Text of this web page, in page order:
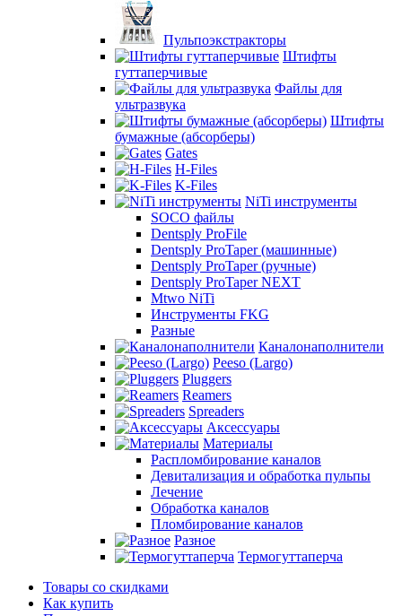
Пульпоэкстракторы
Штифты
гуттаперчивые
Файлы для
ультразвука
Штифты
бумажные (абсорберы)
Gates
H-Files
K-Files
NiTi инструменты
SOCO файлы
Dentsply ProFile
Dentsply ProTaper (машинные)
Dentsply ProTaper (ручные)
Dentsply ProTaper NEXT
Mtwo NiTi
Инструменты FKG
Разные
Каналонаполнители
Peeso (Largo)
Pluggers
Reamers
Spreaders
Аксессуары
Материалы
Распломбирование каналов
Девитализация и обработка пульпы
Лечение
Обработка каналов
Пломбирование каналов
Разное
Термогуттаперча
Товары со скидками
Как купить